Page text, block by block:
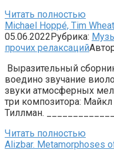
Читать полностью
Michael Hoppé, Tim
05.06.2022Рубрика:
прочих релаксаций
Выразительный
воедино звучание
звуки атмосферных
три композитора:
Тиллман.
Читать полностью
Alizbar. Metamorphoses of